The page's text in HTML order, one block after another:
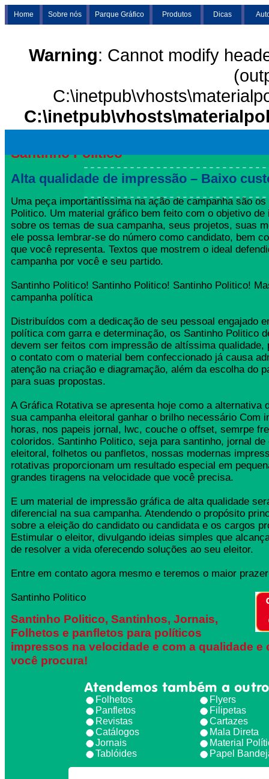
Home Sobre nós Parque Gráfico Produtos Dicas
Warning: Cannot modify
Santinho Politico
Alta qualidade de impressão – Baixo
Uma peça importantíssima na ação de campanha são os
Politico. Um material gráfico bem feito com o objetivo de
sobre os temas de sua campanha, seus projetos, suas
ele possa lembrar-se do número como candidato, bem
que você representa. Textos que mostrem o ideal
campanha por você e seu partido.
Santinho Politico! Santinho Politico! Santinho Politico!
campanha política
Distribuídos com a dedicação de seu pessoal engajado
política com garra e determinação, os Santinho Politico
devem ser feitos com impressão de altíssima qualidade,
o contato com o material bem confeccionado já causa
atenção na criação e diagramação, além da escolha do
para suas propostas.
A Gráfica Rotativa se apresenta hoje como a alternativa
sua campanha eleitoral ganhar o brilho necessário Com
horas, nos papeis jornal, lwc, couche o offset, semrpe
coloridos. Santinho Politico, seja para santinho, jornal de
eleitoral, folhetos ou panfletos, nossas modernas
rotativas proporcionam um resultado especial em
grandes tiragens na velocidade que você precisa.
E um material de impressão gráfica de alta qualidade
diferencial na sua campanha. Atendendo o propósito
sobre a eleição do candidato ou candidata e os cargos
Estimular o eleitor, divulgando ideias simples que
de resolver a vida oferecendo soluções ao seu eleitor.
Entre em contato agora mesmo e teremos o maior
Santinho Politico
Santinho Politico, Santinhos, Jornais,
Folhetos e panfletos para políticos
impressos na velocidade e com a qualidade e
você procura!
Atendemos também a
Folhetos
Panfletos
Revistas
Catálogos
Jornais
Tablóides
Flyers
Filipetas
Cartazes
Mala Direta
Material
Papel